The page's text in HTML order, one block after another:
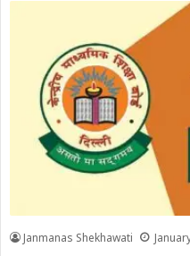
Janmanas Shekhawati